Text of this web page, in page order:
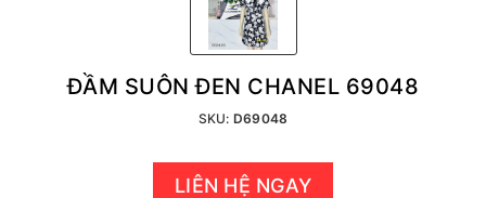
ĐẦM SUÔN ĐEN CHANEL 69048
SKU: D69048
LIÊN HỆ NGAY